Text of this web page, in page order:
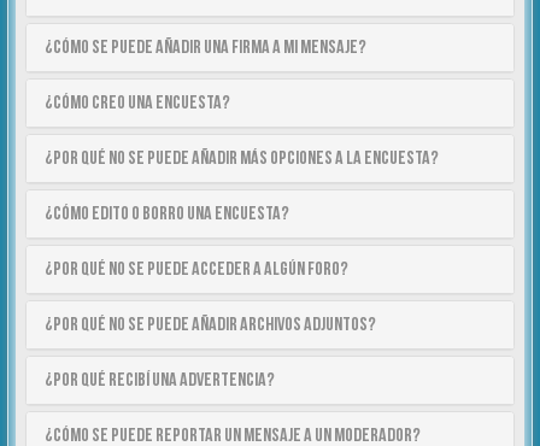
¿Cómo se puede añadir una firma a mi mensaje?
¿Cómo creo una encuesta?
¿Por qué no se puede añadir más opciones a la encuesta?
¿Cómo edito o borro una encuesta?
¿Por qué no se puede acceder a algún foro?
¿Por qué no se puede añadir archivos adjuntos?
¿Por qué recibí una advertencia?
¿Cómo se puede reportar un mensaje a un moderador?